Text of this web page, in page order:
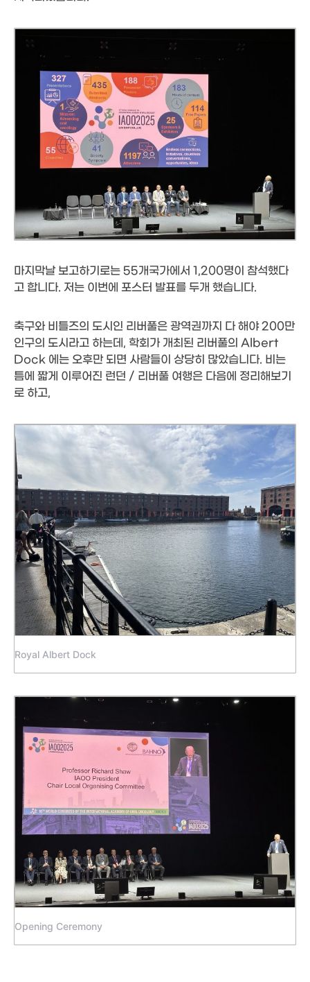
마지막날 보고하기로는 55개국가에서 1,200명이 참석했다
고 합니다. 저는 이번에 포스터 발표를 두개 했습니다.
축구와 비틀즈의 도시인 리버풀은 광역권까지 다 해야 200만
인구의 도시라고 하는데, 학회가 개최된 리버풀의 Albert
Dock 에는 오후만 되면 사람들이 상당히 많았습니다. 비는
틈에 짧게 이루어진 런던 / 리버풀 여행은 다음에 정리해보기
로 하고,
Royal Albert Dock
Opening Ceremony